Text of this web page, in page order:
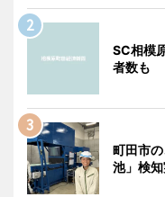
SC相模
者数も
町田市
池」検